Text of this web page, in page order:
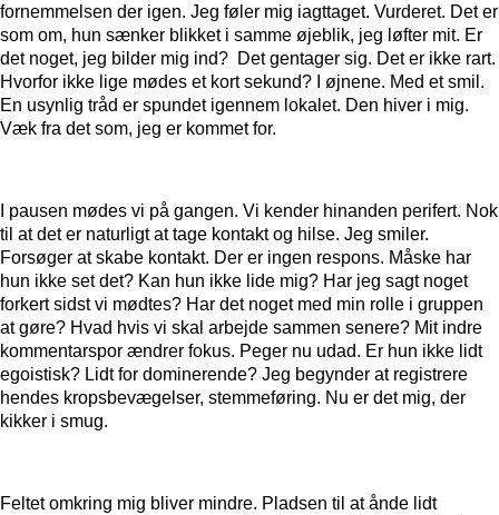
fornemmelsen der igen. Jeg føler mig iagttaget. Vurderet. Det er
som om, hun sænker blikket i samme øjeblik, jeg løfter mit. Er
det noget, jeg bilder mig ind? Det gentager sig. Det er ikke rart.
Hvorfor ikke lige mødes et kort sekund? I øjnene. Med et smil.
En usynlig tråd er spundet igennem lokalet. Den hiver i mig.
Væk fra det som, jeg er kommet for.
I pausen mødes vi på gangen. Vi kender hinanden perifert. Nok
til at det er naturligt at tage kontakt og hilse. Jeg smiler.
Forsøger at skabe kontakt. Der er ingen respons. Måske har
hun ikke set det? Kan hun ikke lide mig? Har jeg sagt noget
forkert sidst vi mødtes? Har det noget med min rolle i gruppen
at gøre? Hvad hvis vi skal arbejde sammen senere? Mit indre
kommentarspor ændrer fokus. Peger nu udad. Er hun ikke lidt
egoistisk? Lidt for dominerende? Jeg begynder at registrere
hendes kropsbevægelser, stemmeføring. Nu er det mig, der
kikker i smug.
Feltet omkring mig bliver mindre. Pladsen til at ånde lidt